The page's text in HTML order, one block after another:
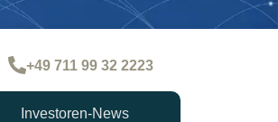
+49 711 99 32 2223
Investoren-News